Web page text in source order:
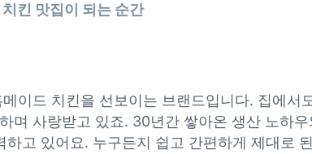
킨 맛집이 되는 순간
이드 치킨을 선보이는 브랜드입니다. 집에
며 사랑받고 있죠. 30년간 쌓아온 생산 노하
하고 있어요. 누구든지 쉽고 간편하게 제대로